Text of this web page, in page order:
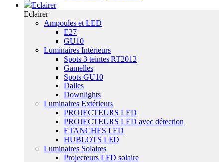
Eclairer
Eclairer
Ampoules et LED
E27
GU10
Luminaires Intérieurs
Spots 3 teintes RT2012
Gamelles
Spots GU10
Dalles
Downlights
Luminaires Extérieurs
PROJECTEURS LED
PROJECTEURS LED avec détection
ETANCHES LED
HUBLOTS LED
Luminaires Solaires
Projecteurs LED solaire